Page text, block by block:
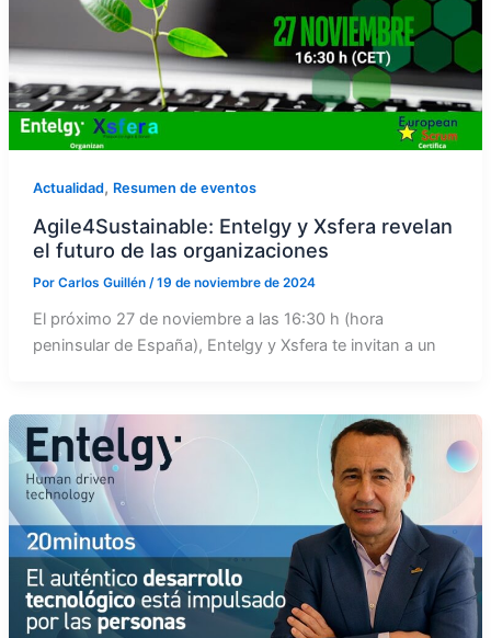
Actualidad, Resumen de eventos
Agile4Sustainable: Entelgy y Xsfera revelan
el futuro de las organizaciones
Por Carlos Guillén /19 de noviembre de 2024
El próximo 27 de noviembre a las 16:30 h (hora
peninsular de España), Entelgy y Xsfera te invitan a un